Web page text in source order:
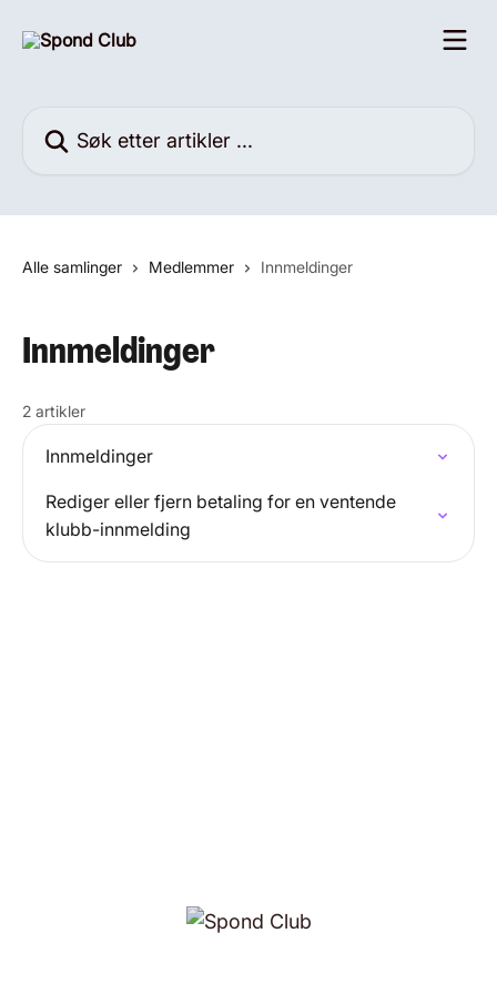
Alle samlinger Medlemmer Innmeldinger
Innmeldinger
2 artikler
Innmeldinger
Rediger eller fjern betaling for en ventende
klubb-innmelding